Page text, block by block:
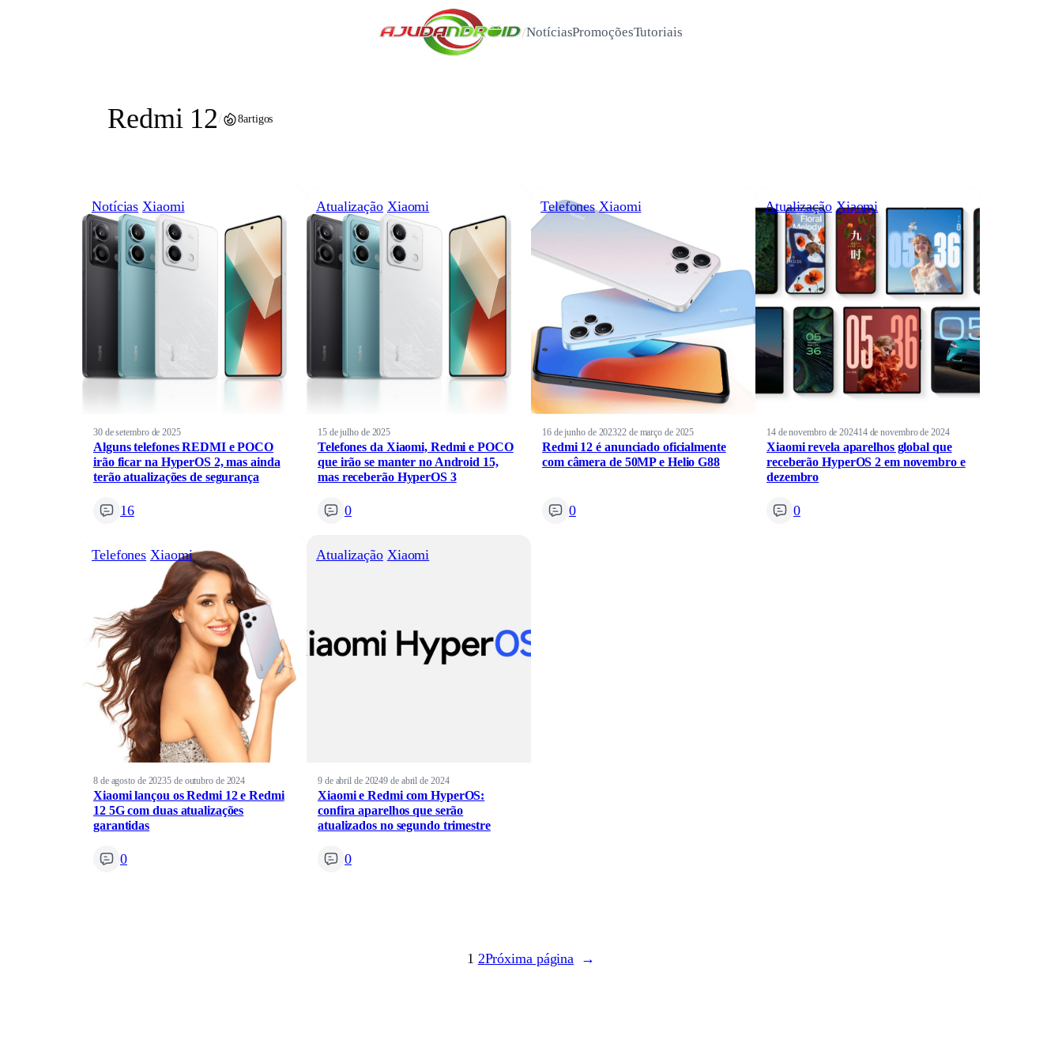
/NotíciasPromoçõesTutoriais
Redmi 12/ 8artigos
Notícias Xiaomi
30 de setembro de 2025
Alguns telefones REDMI e POCO
irão ficar na HyperOS 2, mas ainda
terão atualizações de segurança
16
Atualização Xiaomi
15 de julho de 2025
Telefones da Xiaomi, Redmi e POCO
que irão se manter no Android 15,
mas receberão HyperOS 3
0
Telefones Xiaomi
16 de junho de 202322 de março de 2025
Redmi 12 é anunciado oficialmente
com câmera de 50MP e Helio G88
0
Atualização Xiaomi
14 de novembro de 202414 de novembro de 2024
Xiaomi revela aparelhos global que
receberão HyperOS 2 em novembro e
dezembro
0
Telefones Xiaomi
8 de agosto de 20235 de outubro de 2024
Xiaomi lançou os Redmi 12 e Redmi
12 5G com duas atualizações
garantidas
0
Atualização Xiaomi
9 de abril de 20249 de abril de 2024
Xiaomi e Redmi com HyperOS:
confira aparelhos que serão
atualizados no segundo trimestre
0
1 2Próxima página →